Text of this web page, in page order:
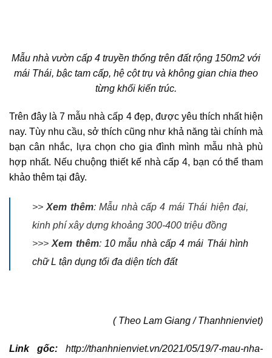
Mẫu nhà vườn cấp 4 truyền thống trên đất rộng 150m2 với
mái Thái, bậc tam cấp, hệ cột trụ và không gian chia theo
từng khối kiến trúc.
Trên đây là 7 mẫu nhà cấp 4 đẹp, được yêu thích nhất hiện
nay. Tùy nhu cầu, sở thích cũng như khả năng tài chính mà
bạn cân nhắc, lựa chọn cho gia đình mình mẫu nhà phù
hợp nhất. Nếu chuộng thiết kế nhà cấp 4, bạn có thể tham
khảo thêm tại đây.
>>Xem thêm: Mẫu nhà cấp 4 mái Thái hiện đại,
kinh phí xây dựng khoảng 300-400 triệu đồng
>>>Xem thêm: 10 mẫu nhà cấp 4 mái Thái hình
chữ L tận dụng tối đa diện tích đất
( Theo Lam Giang / Thanhnienviet)
Link gốc: http://thanhnienviet.vn/2021/05/19/7-mau-nha-